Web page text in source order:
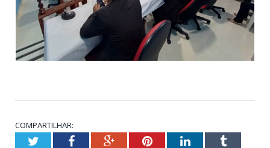
COMPARTILHAR:
TwitterFacebookGoogle+PinterestLinkedInTumblr